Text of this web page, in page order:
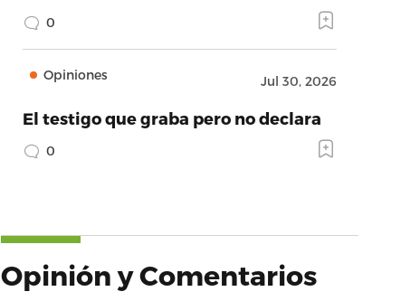
0
Opiniones Jul 30, 2026
El testigo que graba pero no declara
0
Opinión y Comentarios